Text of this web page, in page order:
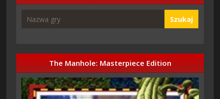
Szukaj
The Manhole: Masterpiece Edition